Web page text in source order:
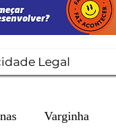
Legal
Varginha